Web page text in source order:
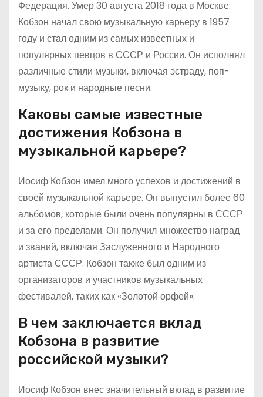
Федерация. Умер 30 августа 2018 года в Москве.
Кобзон начал свою музыкальную карьеру в 1957
году и стал одним из самых известных и
популярных певцов в СССР и России. Он исполнял
различные стили музыки, включая эстраду, поп-
музыку, рок и народные песни.
Каковы самые известные
достижения Кобзона в
музыкальной карьере?
Иосиф Кобзон имел много успехов и достижений в
своей музыкальной карьере. Он выпустил более 60
альбомов, которые были очень популярны в СССР
и за его пределами. Он получил множество наград
и званий, включая Заслуженного и Народного
артиста СССР. Кобзон также был одним из
организаторов и участников музыкальных
фестивалей, таких как «Золотой орфей».
В чем заключается вклад
Кобзона в развитие
российской музыки?
Иосиф Кобзон внес значительный вклад в развитие